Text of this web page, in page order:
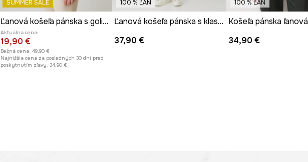
SUMMER SALE
Ľanová košeľa pánska s golierom na gombíky biela farba
Aktuálna cena:
19,90 €
Bežná cena: 49,90 €
Najnižšia cena za posledných 30 dní pred
poskytnutím zľavy: 34,90 €
100 % ĽAN
Ľanová košeľa pánska s klasickým golierom biela farba
37,90 €
100 % ĽAN
Košeľa pánska ľanová
34,90 €